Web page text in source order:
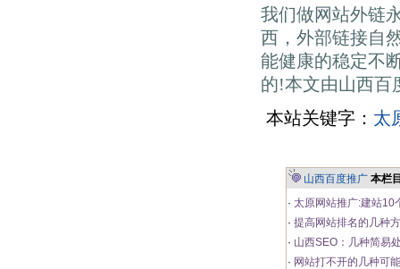
我们做网站外链
西，外部链接自
能健康的稳定不
的!本文由山西百
本站关键字： 太
山西百度推广 本栏
· 太原网站推广:建站10
· 提高网站排名的几种
· 山西SEO：几种简易
· 网站打不开的几种可